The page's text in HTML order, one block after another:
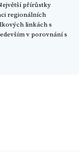
přírůstky
regionálních
linkách s
v porovnání s